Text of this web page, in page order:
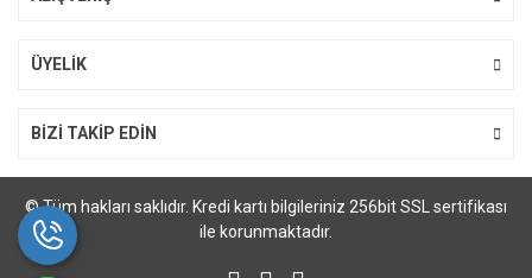
ÜYELİK
BİZİ TAKİP EDİN
© Tüm hakları saklıdır. Kredi kartı bilgileriniz 256bit SSL sertifikası
ile korunmaktadır.